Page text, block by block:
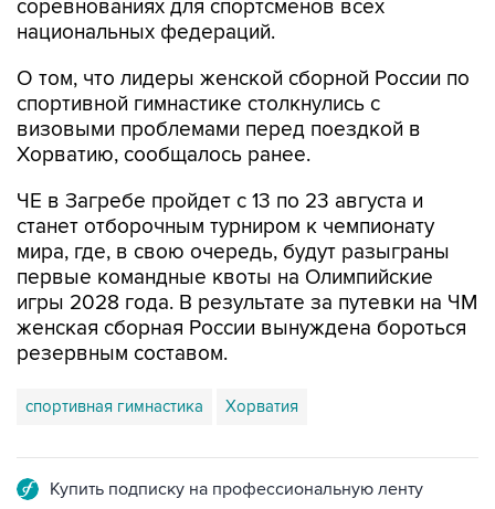
О том, что лидеры женской сборной России по
визовыми проблемами перед поездкой в
Хорватию, сообщалось ранее.
ЧЕ в Загребе пройдет с 13 по 23 августа и
мира, где, в свою очередь, будут разыграны
первые командные квоты на Олимпийские
игры 2028 года. В результате за путевки на ЧМ
женская сборная России вынуждена бороться
резервным составом.
спортивная гимнастика Хорватия
Подписаться на рассылку главных новостей сайта